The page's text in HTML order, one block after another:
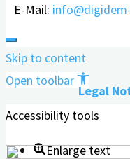
E-Mail:
Legal
Skip to content
Open toolbar
Accessibility tools
Enlarge text